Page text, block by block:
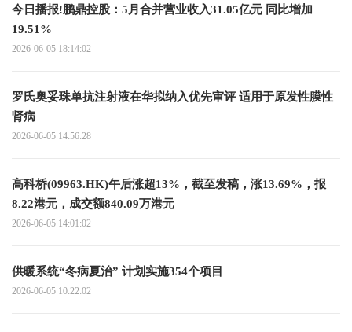
今日播报!鹏鼎控股：5月合并营业收入31.05亿元 同比增加
19.51%
2026-06-05 18:14:02
罗氏奥妥珠单抗注射液在华拟纳入优先审评 适用于原发性膜性
肾病
2026-06-05 14:56:28
高科桥(09963.HK)午后涨超13%，截至发稿，涨13.69%，报
8.22港元，成交额840.09万港元
2026-06-05 14:01:02
供暖系统“冬病夏治” 计划实施354个项目
2026-06-05 10:22:02